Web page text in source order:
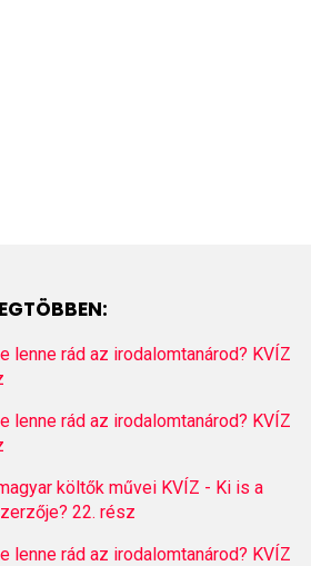
lenne rád az irodalomtanárod? KVÍZ
lenne rád az irodalomtanárod? KVÍZ
költők művei KVÍZ - Ki is a
22. rész
lenne rád az irodalomtanárod? KVÍZ